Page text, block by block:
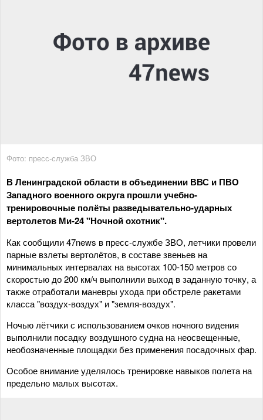
Фото: пресс-служба ЗВО
В Ленинградской области в объединении ВВС и ПВО
Западного военного округа прошли учебно-
тренировочные полёты разведывательно-ударных
вертолетов Ми-24 "Ночной охотник".
Как сообщили 47news в пресс-службе ЗВО, летчики провели
парные взлеты вертолётов, в составе звеньев на
минимальных интервалах на высотах 100-150 метров со
скоростью до 200 км/ч выполнили выход в заданную точку, а
также отработали маневры ухода при обстреле ракетами
класса "воздух-воздух" и "земля-воздух".
Ночью лётчики с использованием очков ночного видения
выполнили посадку воздушного судна на неосвещенные,
необозначенные площадки без применения посадочных фар.
Особое внимание уделялось тренировке навыков полета на
предельно малых высотах.